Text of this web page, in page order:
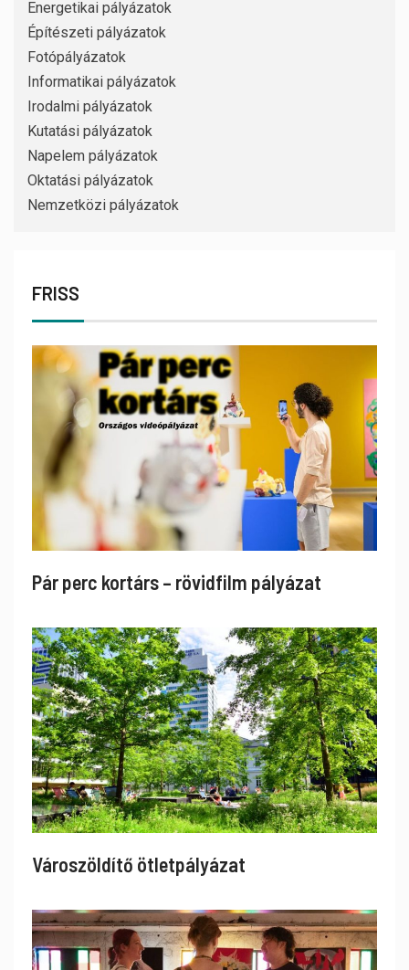
Energetikai pályázatok
Építészeti pályázatok
Fotópályázatok
Informatikai pályázatok
Irodalmi pályázatok
Kutatási pályázatok
Napelem pályázatok
Oktatási pályázatok
Nemzetközi pályázatok
FRISS
Pár perc kortárs – rövidfilm pályázat
Városzöldítő ötletpályázat